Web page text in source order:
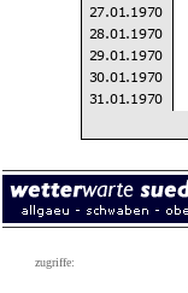
zugriffe: